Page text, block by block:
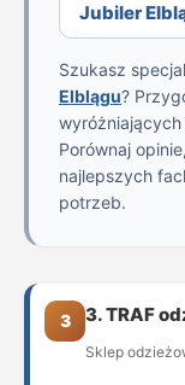
Jubiler
Szukasz
Elblągu?
Porównaj
najlepszych
potrzeb.
3 3. TRAF
Sklep